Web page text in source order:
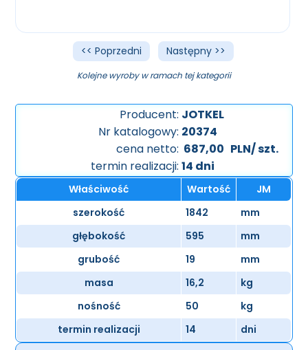
<< Poprzedni Następny >>
Kolejne wyroby w ramach tej kategorii
Producent: JOTKEL
Nr katalogowy: 20374
cena netto: 687,00 PLN/ szt.
termin realizacji: 14 dni
Właściwość Wartość
JM
szerokość
1842
mm
głębokość
595
mm
grubość
19
mm
masa
16,2
kg
nośność
50
kg
termin realizacji
14 dni